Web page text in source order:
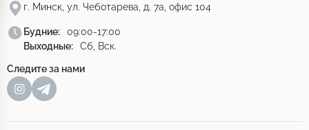
г. Минск, ул. Чеботарева, д. 7а, офис 104
Будние:
09:00-17:00
Выходные:
Сб, Вск.
Следите за нами